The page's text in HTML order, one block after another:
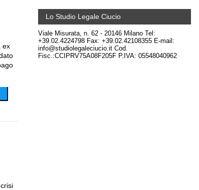
Lo Studio Legale Ciucio
Viale Misurata, n. 62 - 20146 Milano Tel:
+39.02.4224798 Fax: +39.02.42108355 E-mail:
info@studiolegaleciucio.it Cod.
Fisc.:CCIPRV75A08F205F P.IVA: 05548040962